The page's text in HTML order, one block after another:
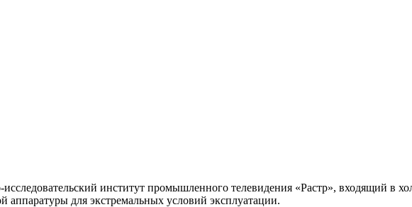
институт промышленного телевидения «Растр», входящий
аппаратуры для экстремальных условий эксплуатации.